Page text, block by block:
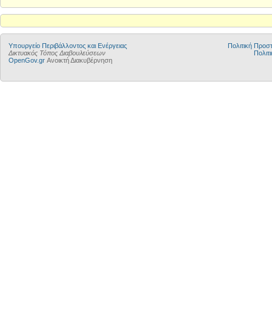
Yπουργείο Περιβάλλοντος και Ενέργειας
Δικτυακός Τόπος Διαβουλεύσεων
OpenGov.gr Ανοικτή Διακυβέρνηση
Πολιτική